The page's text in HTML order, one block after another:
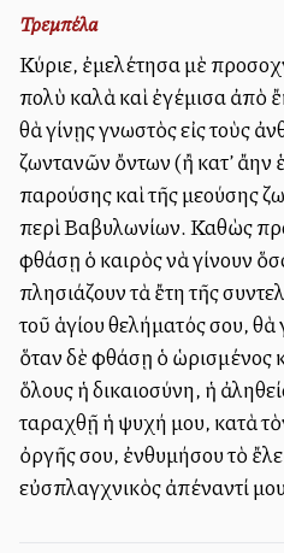
Τρεμπέλα
Κύριε, ἐμελέτησα μὲ
πολὺ καλὰ καὶ ἐγέμισα ἀπὸ
θὰ γίνῃς γνωστὸς εἰς τοὺς
ζωντανῶν ὄντων (ἢ κατ’
παρούσης καὶ τῆς μελλούσης
περὶ Βαβυλωνίων. Καθὼς
φθάσῃ ὁ καιρὸς νὰ γίνουν
πλησιάζουν τὰ ἔτη τῆς
τοῦ ἁγίου θελήματός σου, θὰ
ὅταν δὲ φθάσῃ ὁ ὡρισμένος
ὅλους ἡ δικαιοσύνη, ἡ
ταραχθῇ ἡ ψυχή μου, κατὰ
ὀργῆς σου, ἐνθυμήσου τὸ
εὐσπλαγχνικὸς ἀπέναντί